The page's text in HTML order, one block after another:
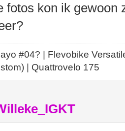
fotos kon ik gewoon
#04? | Flevobike
| Quattrovelo 175